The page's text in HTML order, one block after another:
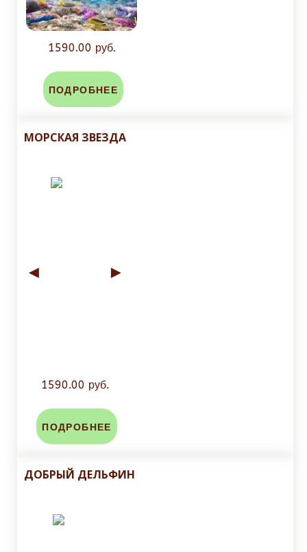
1590.00 руб.
ПОДРОБНЕЕ
МОРСКАЯ ЗВЕЗДА
◄ ►
1590.00 руб.
ПОДРОБНЕЕ
ДОБРЫЙ ДЕЛЬФИН